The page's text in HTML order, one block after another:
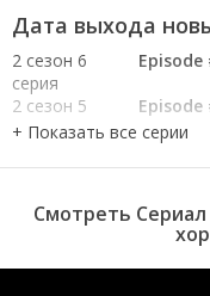
Дата выхода
2 сезон 6
серия
Episode
2 сезон 5
серия
Episode
серия
Episode
серия
серия
Смотреть